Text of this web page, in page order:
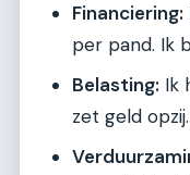
Financiering:
per pand. Ik
Belasting: Ik
zet geld opzij.